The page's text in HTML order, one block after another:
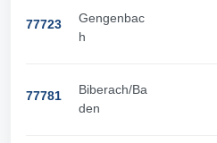
77723
Gengenbac
h
77781
Biberach/Ba
den